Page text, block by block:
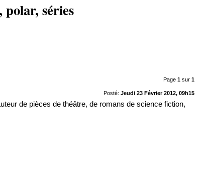
séries
Page 1sur 1
Posté: Jeudi 23 Février 2012, 09h15
de pièces de théâtre, de romans de science fiction,